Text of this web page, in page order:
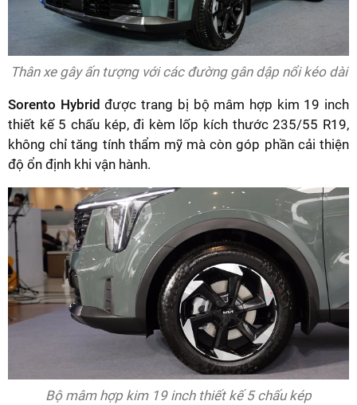
Thân xe gây ấn tượng với các đường gân dập nổi kéo dài
Sorento Hybrid được trang bị bộ mâm hợp kim 19 inch
thiết kế 5 chấu kép, đi kèm lốp kích thước 235/55 R19,
không chỉ tăng tính thẩm mỹ mà còn góp phần cải thiện
độ ổn định khi vận hành.
Bộ mâm hợp kim 19 inch thiết kế 5 chấu kép